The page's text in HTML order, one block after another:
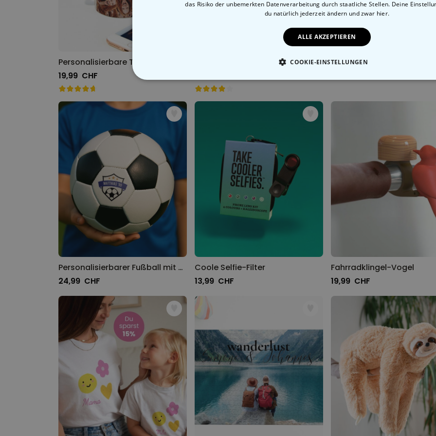
19,99 CHF
Personalisierbare Tasse mit deinem Haustier
Personalisierbarer Fußball mit Text und Wappen
24,99 CHF
Coole Selfie-Filter
13,99 CHF
Fahrradklingel-Vogel
19,99 CHF
das Risiko der unbemerkten Datenverarbeitung durch staatliche Stellen. Deine
du natürlich jederzeit ändern und zwar hier.
ALLE AKZEPTIEREN
COOKIE-EINSTELLUNGEN
ESSENTIELL